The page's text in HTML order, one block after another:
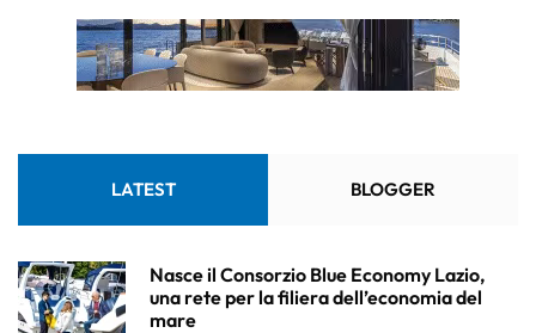
LATEST BLOGGER
Nasce il Consorzio Blue Economy Lazio,
una rete per la filiera dell’economia del
mare